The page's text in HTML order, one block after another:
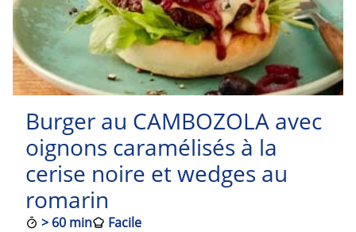
Burger au CAMBOZOLA avec
oignons caramélisés à la
cerise noire et wedges au
romarin
> 60 min Facile